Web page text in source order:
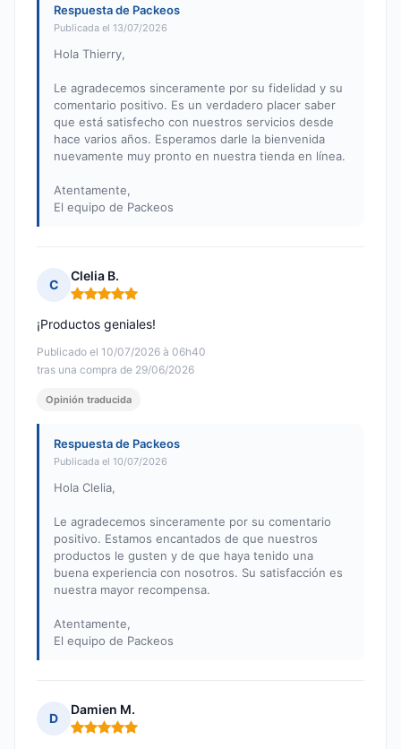
Respuesta de Packeos
Publicada el 13/07/2026
Hola Thierry,
Le agradecemos sinceramente por su fidelidad y su
comentario positivo. Es un verdadero placer saber
que está satisfecho con nuestros servicios desde
hace varios años. Esperamos darle la bienvenida
nuevamente muy pronto en nuestra tienda en línea.
Atentamente,
El equipo de Packeos
C
Clelia B.
Nota: 5 de 5
Publicado el 10/07/2026 à 06h40
tras una compra de 29/06/2026
¡Productos geniales!
Opinión traducida
Respuesta de Packeos
Publicada el 10/07/2026
Hola Clelia,
Le agradecemos sinceramente por su comentario
positivo. Estamos encantados de que nuestros
productos le gusten y de que haya tenido una
buena experiencia con nosotros. Su satisfacción es
nuestra mayor recompensa.
Atentamente,
El equipo de Packeos
D
Damien M.
Nota: 5 de 5